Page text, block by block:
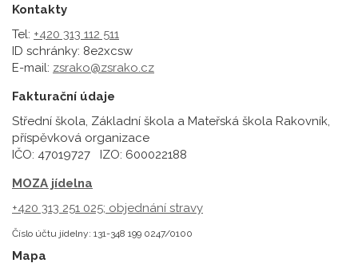
Kontakty
Tel: +420 313 112 511
ID schránky: 8e2xcsw
E-mail: zsrako@zsrako.cz
Fakturační údaje
Střední škola, Základní škola a Mateřská škola Rakovník,
příspěvková organizace
IČO: 47019727 IZO: 600022188
MOZA jídelna
+420 313 251 025; objednání stravy
Číslo účtu jídelny: 131-348 199 0247/0100
Mapa